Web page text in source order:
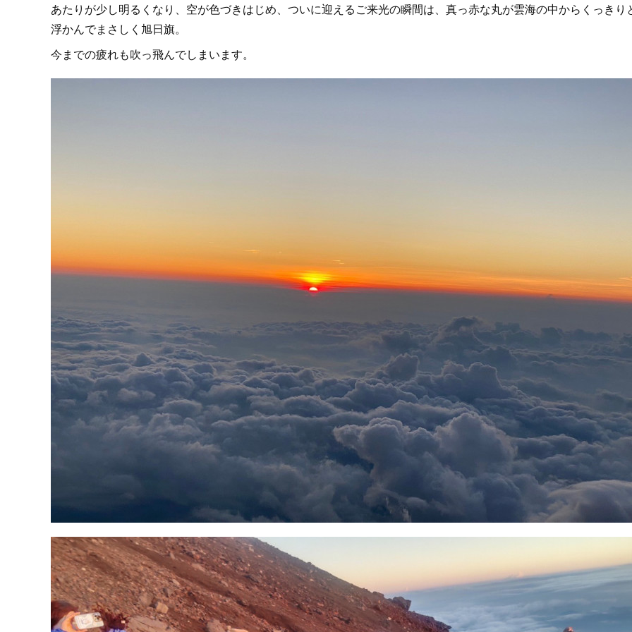
あたりが少し明るくなり、空が色づきはじめ、ついに迎えるご来光の瞬間は、真っ赤な丸が雲海の中からくっきり
浮かんでまさしく旭日旗。
今までの疲れも吹っ飛んでしまいます。